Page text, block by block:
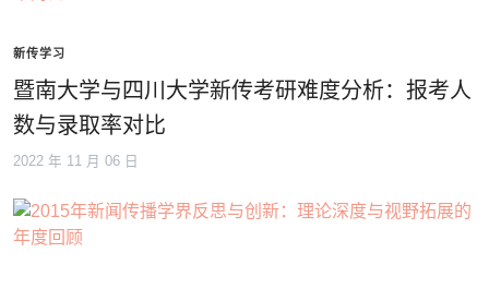
新传学习
暨南大学与四川大学新传考研难度分析：报考人
数与录取率对比
2022 年 11 月 06 日